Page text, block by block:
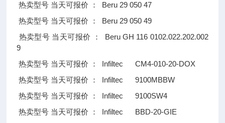
热卖型号 当天可报价 ： Beru 29 050 47
热卖型号 当天可报价 ： Beru 29 050 49
热卖型号 当天可报价 ：
Beru GH 116 0102.022.202.002
9
热卖型号 当天可报价 ： Infiltec CM4-010-20-DOX
热卖型号 当天可报价 ： Infiltec 9100MBBW
热卖型号 当天可报价 ： Infiltec 9100SW4
热卖型号 当天可报价 ： Infiltec BBD-20-GIE